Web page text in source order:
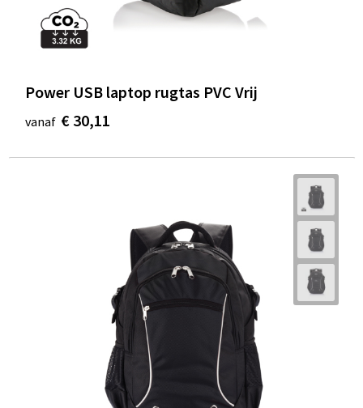
Power USB laptop rugtas PVC Vrij
vanaf € 30,11